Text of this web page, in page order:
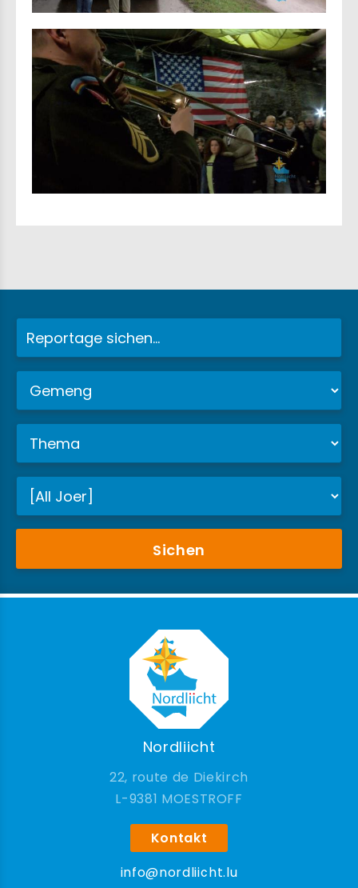
Sichen
Nordliicht
22, route de Diekirch
9381 MOESTROFF
Kontakt
info@nordliicht.lu